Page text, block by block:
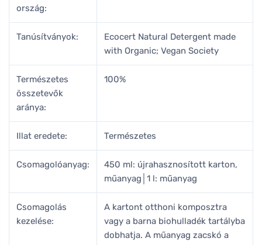
ország:
Tanúsítványok:
Ecocert Natural Detergent made
with Organic; Vegan Society
Természetes
összetevők
aránya:
100%
Illat eredete: Természetes
Csomagolóanyag:
450 ml: újrahasznosított karton,
műanyag│1 l: műanyag
Csomagolás
kezelése:
A kartont otthoni komposztra
vagy a barna biohulladék tartályba
dobhatja. A műanyag zacskó a